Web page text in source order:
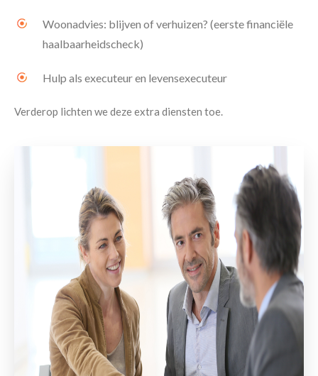
Woonadvies: blijven of verhuizen? (eerste financiële
haalbaarheidscheck)
Hulp als executeur en levensexecuteur
Verderop lichten we deze extra diensten toe.
Contact Maak een afspraak